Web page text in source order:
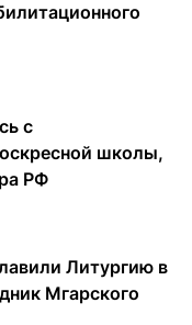
с
школы,
РФ
Литургию в
Мгарского